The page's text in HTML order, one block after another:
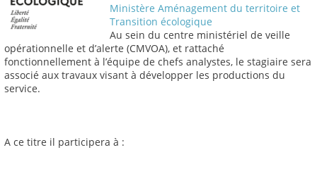
Ministère Aménagement du territoire et
Transition écologique
Au sein du centre ministériel de veille
opérationnelle et d’alerte (CMVOA), et rattaché
fonctionnellement à l’équipe de chefs analystes, le stagiaire sera
associé aux travaux visant à développer les productions du
service.
A ce titre il participera à :